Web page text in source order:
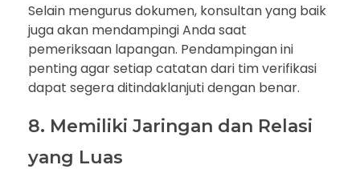
Selain mengurus dokumen, konsultan yang baik
juga akan mendampingi Anda saat
pemeriksaan lapangan. Pendampingan ini
penting agar setiap catatan dari tim verifikasi
dapat segera ditindaklanjuti dengan benar.
8. Memiliki Jaringan dan Relasi
yang Luas